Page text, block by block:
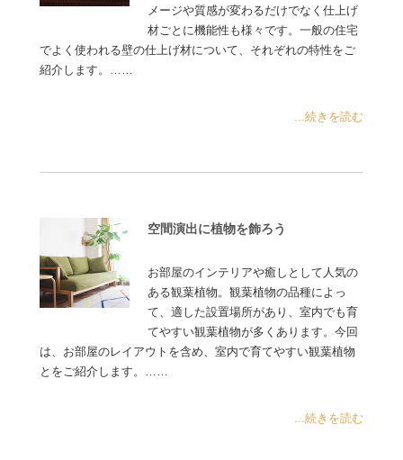
メージや質感が変わるだけでなく仕上げ
材ごとに機能性も様々です。一般の住宅
でよく使われる壁の仕上げ材について、それぞれの特性をご
紹介します。……
...続きを読む
空間演出に植物を飾ろう
お部屋のインテリアや癒しとして人気の
ある観葉植物。観葉植物の品種によっ
て、適した設置場所があり、室内でも育
てやすい観葉植物が多くあります。今回
は、お部屋のレイアウトを含め、室内で育てやすい観葉植物
とをご紹介します。……
...続きを読む